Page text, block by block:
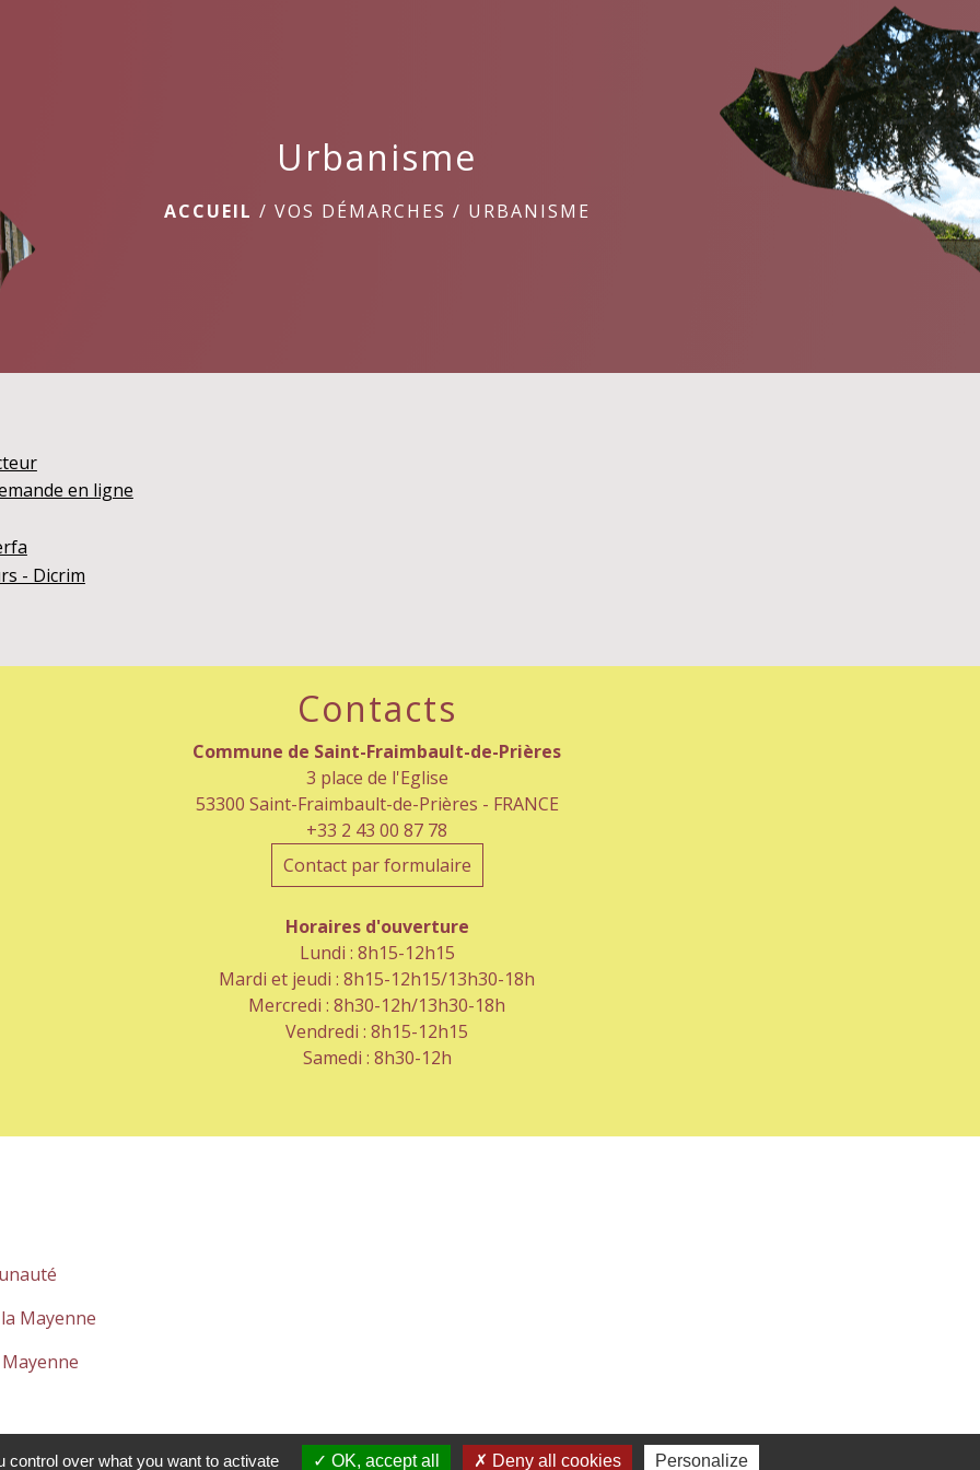
Urbanisme
ACCUEIL / VOS DÉMARCHES / URBANISME
en ligne
- Dicrim
Contacts
Commune de Saint-Fraimbault-de-Prières
3 place de l'Eglise
53300 Saint-Fraimbault-de-Prières - FRANCE
+33 2 43 00 87 78
Contact par formulaire
Horaires d'ouverture
Lundi : 8h15-12h15
Mardi et jeudi : 8h15-12h15/13h30-18h
Mercredi : 8h30-12h/13h30-18h
Vendredi : 8h15-12h15
Samedi : 8h30-12h
Mayenne
over what you want to activate OK, accept all Deny all cookies Personalize